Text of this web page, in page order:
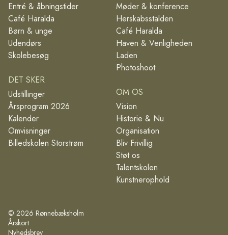
Entré & åbningstider
Café Haralda
Børn & unge
Udendørs
Skolebesøg
DET SKER
Udstillinger
Årsprogram 2026
Kalender
Omvisninger
Billedskolen Storstrøm
Møder & konference
Herskabsstalden
Café Haralda
Haven & Venligheden
Laden
Photoshoot
OM OS
Vision
Historie & Nu
Organisation
Bliv Frivillig
Støt os
Talentskolen
Kunstnerophold
© 2026 Rønnebæksholm
Årskort
Nyhedsbrev